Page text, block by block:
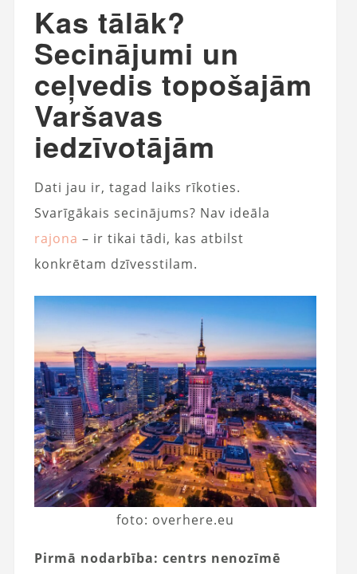
Kas tālāk?
Secinājumi un
ceļvedis topošajām
Varšavas
iedzīvotājām
Dati jau ir, tagad laiks rīkoties.
Svarīgākais secinājums? Nav ideāla
rajona – ir tikai tādi, kas atbilst
konkrētam dzīvesstilam.
foto: overhere.eu
Pirmā nodarbība: centrs nenozīmē